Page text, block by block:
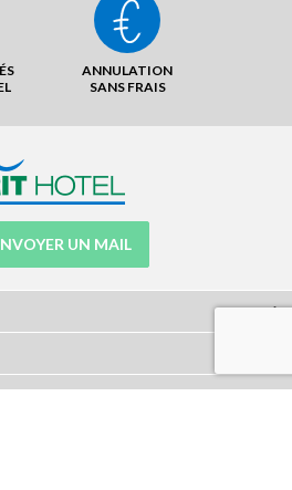
ANNULATION
SANS FRAIS
UN MAIL